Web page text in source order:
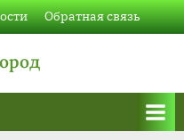
Обратная связь